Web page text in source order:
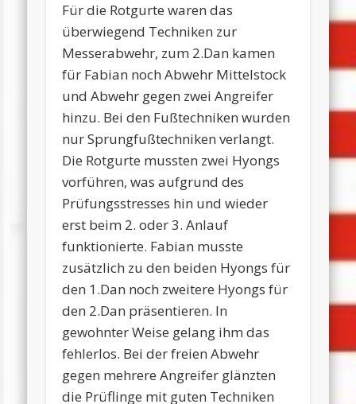
Für die Rotgurte waren das
überwiegend Techniken zur
Messerabwehr, zum 2.Dan kamen
für Fabian noch Abwehr Mittelstock
und Abwehr gegen zwei Angreifer
hinzu. Bei den Fußtechniken wurden
nur Sprungfußtechniken verlangt.
Die Rotgurte mussten zwei Hyongs
vorführen, was aufgrund des
Prüfungsstresses hin und wieder
erst beim 2. oder 3. Anlauf
funktionierte. Fabian musste
zusätzlich zu den beiden Hyongs für
den 1.Dan noch zweitere Hyongs für
den 2.Dan präsentieren. In
gewohnter Weise gelang ihm das
fehlerlos. Bei der freien Abwehr
gegen mehrere Angreifer glänzten
die Prüflinge mit guten Techniken